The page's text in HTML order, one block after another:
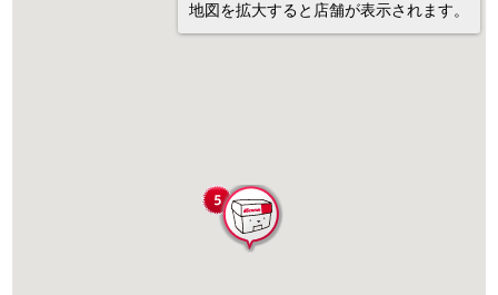
地図を拡大すると店舗が表示されます。